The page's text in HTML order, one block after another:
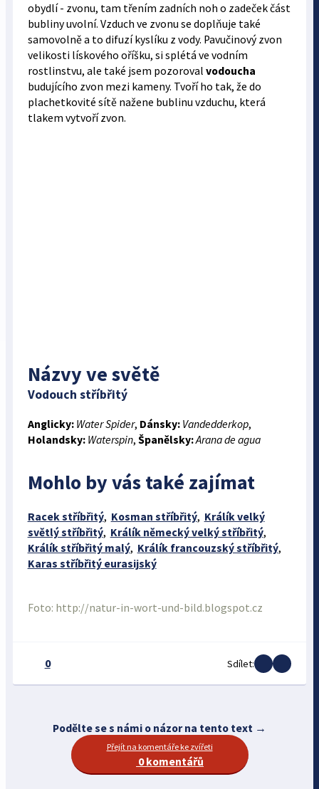
obydlí - zvonu, tam třením zadních noh o zadeček část
bubliny uvolní. Vzduch ve zvonu se doplňuje také
samovolně a to difuzí kyslíku z vody. Pavučinový zvon
velikosti lískového oříšku, si splétá ve vodním
rostlinstvu, ale také jsem pozoroval vodoucha
budujícího zvon mezi kameny. Tvoří ho tak, že do
plachetkovité sítě nažene bublinu vzduchu, která
tlakem vytvoří zvon.
Názvy ve světě
Vodouch stříbřitý
Anglicky: Water Spider, Dánsky: Vandedderkop,
Holandsky: Waterspin, Španělsky:Arana de agua
Mohlo by vás také zajímat
Racek stříbřitý, Kosman stříbřitý, Králík velký
světlý stříbřitý, Králík německý velký stříbřitý,
Králík stříbřitý malý, Králík francouzský stříbřitý,
Karas stříbřitý eurasijský
Foto: http://natur-in-wort-und-bild.blogspot.cz
0 Sdílet:
Podělte se s námi o názor na tento text →
Přejít na komentáře ke zvířeti
0 komentářů